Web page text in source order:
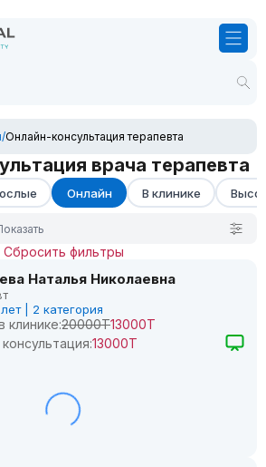
/Онлайн-консультация терапевта
врача терапевта
Онлайн В клинике
Сбросить фильтры
Наталья Николаевна
| 2 категория
клинике:20000Т13000Т
13000Т